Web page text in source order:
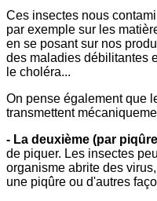
Ces insectes nous
par exemple sur les
en se posant sur nos
des maladies débilitantes
le choléra...
On pense également que
transmettent
- La deuxième (par
de piquer. Les insectes
organisme abrite des
une piqûre ou d'autres